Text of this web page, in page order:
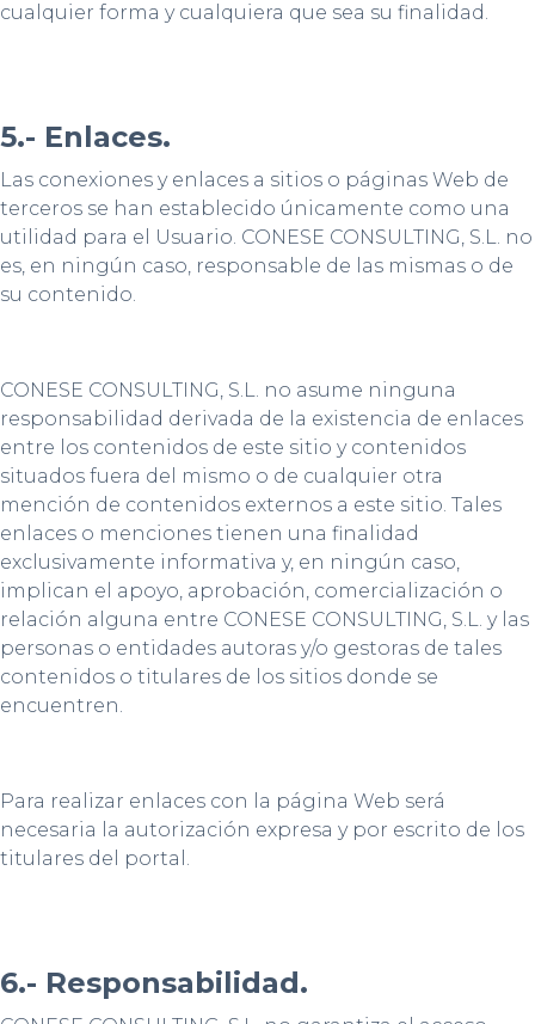
cualquier forma y cualquiera que sea su finalidad.
5.- Enlaces.
Las conexiones y enlaces a sitios o páginas Web de
terceros se han establecido únicamente como una
utilidad para el Usuario. CONESE CONSULTING, S.L. no
es, en ningún caso, responsable de las mismas o de
su contenido.
CONESE CONSULTING, S.L. no asume ninguna
responsabilidad derivada de la existencia de enlaces
entre los contenidos de este sitio y contenidos
situados fuera del mismo o de cualquier otra
mención de contenidos externos a este sitio. Tales
enlaces o menciones tienen una finalidad
exclusivamente informativa y, en ningún caso,
implican el apoyo, aprobación, comercialización o
relación alguna entre CONESE CONSULTING, S.L. y las
personas o entidades autoras y/o gestoras de tales
contenidos o titulares de los sitios donde se
encuentren.
Para realizar enlaces con la página Web será
necesaria la autorización expresa y por escrito de los
titulares del portal.
6.- Responsabilidad.